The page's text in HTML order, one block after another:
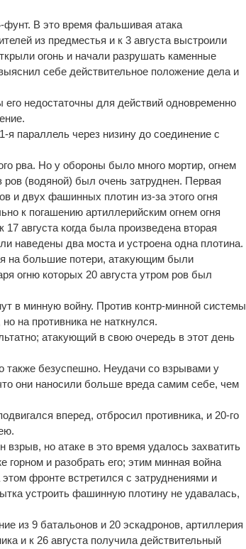
В это время фальшивая атака
из предместья и к 3 августа выстроили
огонь и начали разрушать каменные
себе действительное положение дела и
недостаточны для действий одновременно
я параллель через низину до соединение с
рва. Но у обороны было много мортир, огнем
(водяной) был очень затруднен. Первая
и двух фашинных плотин из-за этого огня
к погашению артиллерийским огнем огня
августа когда была произведена вторая
наведены два моста и устроена одна плотина.
на большие потери, атакующим были
огню которых 20 августа утром ров был
в минную войну. Против контр-минной системы
на противника не наткнулся.
атакующий в свою очередь в этот день
также безуспешно. Неудачи со взрывами у
они наносили больше вреда самим себе, чем
вперед, отбросил противника, и 20-го
но атаке в это время удалось захватить
и разобрать его; этим минная война
фронте встретился с затруднениями и
устроить фашинную плотину не удавалась,
из 9 батальонов и 20 эскадронов, артиллерия
и к 26 августа получила действительный